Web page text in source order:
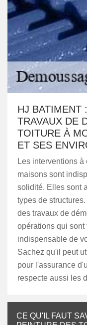
HJ BATIMENT
TRAVAUX DE
TOITURE À
ET SES
Les interventions
maisons sont
solidité. Elles sont
types de
des travaux de
opérations qui
indispensable de
Sachez qu'il peut
pour l'assurance
respecte aussi les
CE QU'IL FAUT